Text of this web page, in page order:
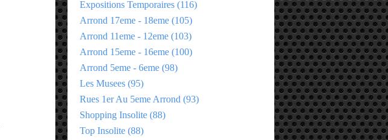
Expositions Temporaires (116)
Arrond 17eme - 18eme (105)
Arrond 11eme - 12eme (103)
Arrond 15eme - 16eme (100)
Arrond 5eme - 6eme (98)
Les Musees (95)
Rues 1er Au 5eme Arrond (93)
Shopping Insolite (88)
Top Insolite (88)